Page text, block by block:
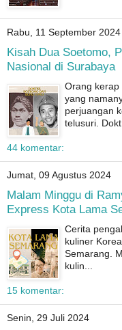
Rabu, 11 September 2024
Kisah Dua Soetomo,
Nasional di Surabaya
Orang kerap
yang
perjuangan
telusuri.
44 komentar:
Jumat, 09 Agustus 2024
Malam Minggu di
Express Kota Lama
Cerita
kuliner
Semarang.
kulin...
15 komentar:
Senin, 29 Juli 2024